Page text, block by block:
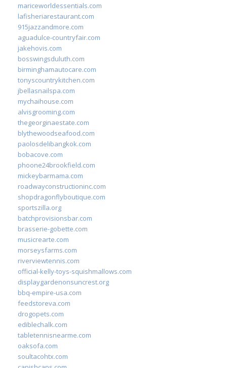
mariceworldessentials.com
lafisheriarestaurant.com
915jazzandmore.com
aguadulce-countryfair.com
jakehovis.com
bosswingsduluth.com
birminghamautocare.com
tonyscountrykitchen.com
jbellasnailspa.com
mychaihouse.com
alvisgrooming.com
thegeorginaestate.com
blythewoodseafood.com
paolosdelibangkok.com
bobacove.com
phoone24brookfield.com
mickeybarmama.com
roadwayconstructioninc.com
shopdragonflyboutique.com
sportszilla.org
batchprovisionsbar.com
brasserie-gobette.com
musicrearte.com
morseysfarms.com
riverviewtennis.com
official-kelly-toys-squishmallows.com
displaygardenonsuncrest.org
bbq-empire-usa.com
feedstoreva.com
drogopets.com
ediblechalk.com
tabletennisnearme.com
oaksofa.com
soultacohtx.com